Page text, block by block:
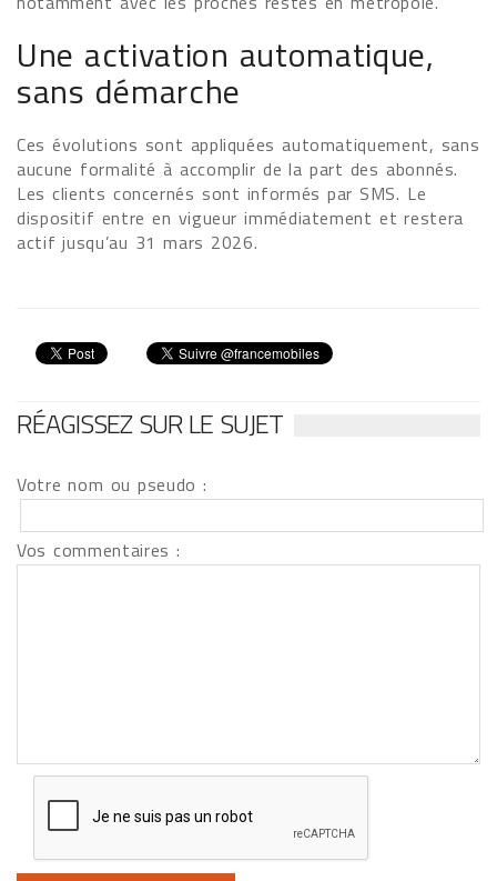
Une activation automatique,
sans démarche
Ces évolutions sont appliquées automatiquement, sans
aucune formalité à accomplir de la part des abonnés.
Les clients concernés sont informés par SMS. Le
dispositif entre en vigueur immédiatement et restera
actif jusqu’au 31 mars 2026.
RÉAGISSEZ SUR LE SUJET
Votre nom ou pseudo :
Vos commentaires :